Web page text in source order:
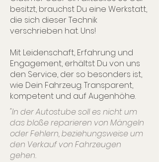
besitzt, brauchst Du eine Werkstatt,
die sich dieser Technik
verschrieben hat. Uns!
Mit Leidenschaft, Erfahrung und
Engagement, erhältst Du von uns
den Service, der so besonders ist,
wie Dein Fahrzeug. Transparent,
kompetent und auf Augenhöhe.
"In der Autostube soll es nicht um
das bloße reparieren von Mängeln
oder Fehlern, beziehungsweise um
den Verkauf von Fahrzeugen
gehen.